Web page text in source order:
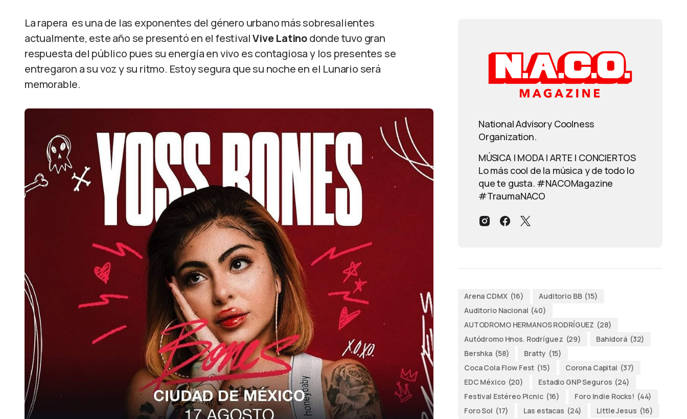
La rapera es una de las exponentes del género urbano más sobresalientes
actualmente, este año se presentó en el festivalVive Latinodonde tuvo gran
respuesta del público pues su energía en vivo es contagiosa y los presentes se
entregaron a su voz y su ritmo. Estoy segura que su noche en el Lunario será
memorable.
National Advisory Coolness
Organization.
MÚSICA | MODA | ARTE | CONCIERTOS
Lo más cool de la música y de todo lo
que te gusta. #NACOMagazine
#TraumaNACO
Arena CDMX (16) Auditorio BB (15)
Auditorio Nacional (40)
AUTODROMO HERMANOS RODRÍGUEZ (28)
Autódromo Hnos. Rodríguez (29) Bahidorá (32)
Bershka (58) Bratty (15)
Coca Cola Flow Fest (15) Corona Capital (37)
EDC México (20) Estadio GNP Seguros (24)
Festival Estéreo Picnic (16) Foro Indie Rocks! (44)
Foro Sol (17) Las estacas (24) Little Jesus (16)